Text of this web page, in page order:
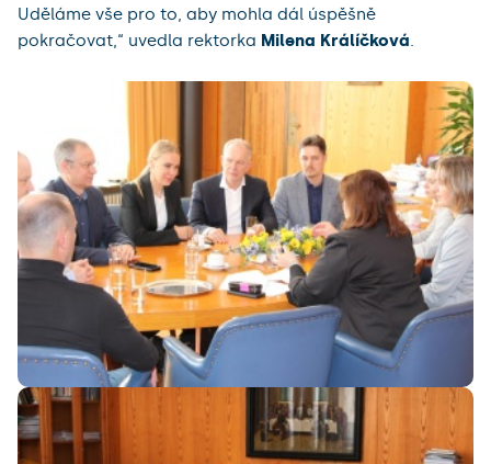
Uděláme vše pro to, aby mohla dál úspěšně
pokračovat,“ uvedla rektorka Milena Králíčková.